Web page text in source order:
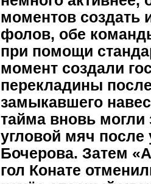
моментов создать
фолов, обе
при помощи
момент создали
перекладины
замыкавшего
тайма вновь
угловой мяч
Бочерова. Затем
гол Конате